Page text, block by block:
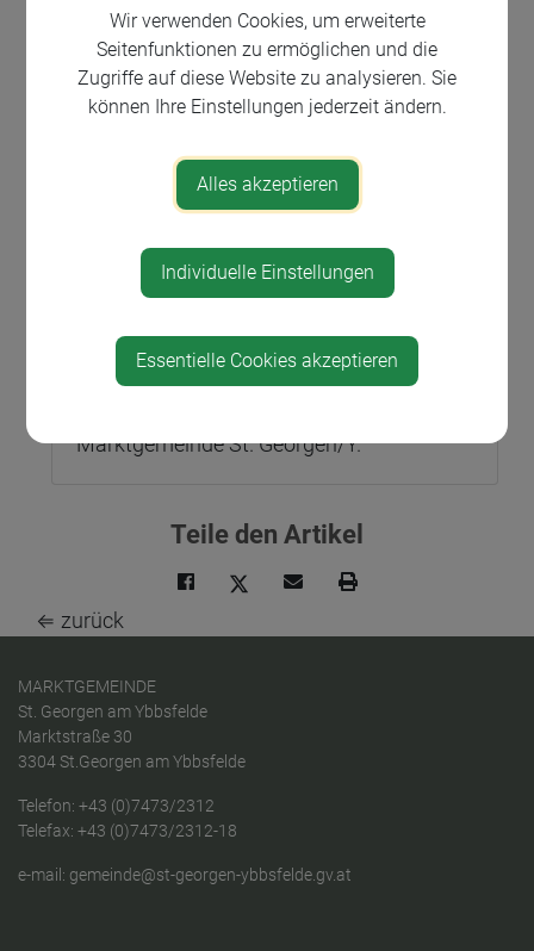
Georgen
Veranstaltungsort
3304 St. Georgen am Ybbsfelde
Veranstalter
Marktgemeinde St. Georgen/Y.
Teile den Artikel
⇐ zurück
MARKTGEMEINDE
St. Georgen am Ybbsfelde
Marktstraße 30
3304 St.Georgen am Ybbsfelde
Telefon: +43 (0)7473/2312
Telefax: +43 (0)7473/2312-18
e-mail: gemeinde@st-georgen-ybbsfelde.gv.at
Wir verwenden Cookies, um erweiterte
Seitenfunktionen zu ermöglichen und die
Zugriffe auf diese Website zu analysieren. Sie
können Ihre Einstellungen jederzeit ändern.
Alles akzeptieren
Individuelle Einstellungen
Essentielle Cookies akzeptieren